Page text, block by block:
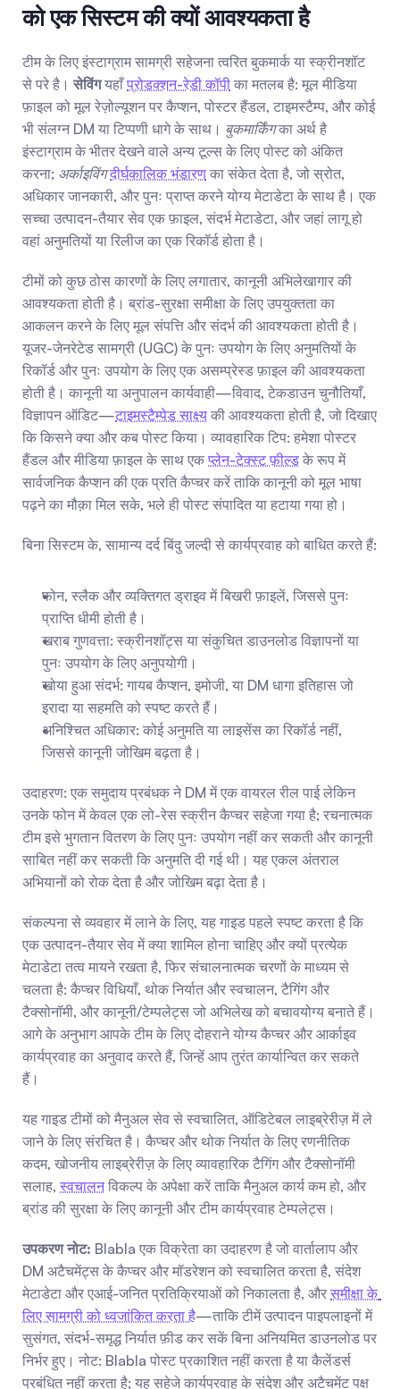
को एक सिस्टम की क्यों आवश्यकता है
टीम के लिए इंस्टाग्राम सामग्री सहेजना त्वरित बुकमार्क या स्क्रीनशॉट
से परे है। सेविंग यहाँ प्रोडक्शन-रेडी कॉपी का मतलब है: मूल मीडिया
फ़ाइल को मूल रेज़ोल्यूशन पर कैप्शन, पोस्टर हैंडल, टाइमस्टैम्प, और कोई
भी संलग्न DM या टिप्पणी धागे के साथ। बुकमार्किंग का अर्थ है
इंस्टाग्राम के भीतर देखने वाले अन्य टूल्स के लिए पोस्ट को अंकित
करना; अर्काइविंग दीर्घकालिक भंडारण का संकेत देता है, जो स्रोत,
अधिकार जानकारी, और पुनः प्राप्त करने योग्य मेटाडेटा के साथ है। एक
सच्चा उत्पादन-तैयार सेव एक फ़ाइल, संदर्भ मेटाडेटा, और जहां लागू हो
वहां अनुमतियों या रिलीज का एक रिकॉर्ड होता है।
टीमों को कुछ ठोस कारणों के लिए लगातार, कानूनी अभिलेखागार की
आवश्यकता होती है। ब्रांड-सुरक्षा समीक्षा के लिए उपयुक्तता का
आकलन करने के लिए मूल संपत्ति और संदर्भ की आवश्यकता होती है।
यूजर-जेनरेटेड सामग्री (UGC) के पुनः उपयोग के लिए अनुमतियों के
रिकॉर्ड और पुनः उपयोग के लिए एक असम्प्रेस्ड फ़ाइल की आवश्यकता
होती है। कानूनी या अनुपालन कार्यवाही—विवाद, टेकडाउन चुनौतियाँ,
विज्ञापन ऑडिट—टाइमस्टैम्पेड साक्ष्य की आवश्यकता होती है, जो दिखाए
कि किसने क्या और कब पोस्ट किया। व्यावहारिक टिप: हमेशा पोस्टर
हैंडल और मीडिया फ़ाइल के साथ एक प्लेन-टेक्स्ट फ़ील्ड के रूप में
सार्वजनिक कैप्शन की एक प्रति कैप्चर करें ताकि कानूनी को मूल भाषा
पढ़ने का मौक़ा मिल सके, भले ही पोस्ट संपादित या हटाया गया हो।
बिना सिस्टम के, सामान्य दर्द बिंदु जल्दी से कार्यप्रवाह को बाधित करते हैं:
फोन, स्लैक और व्यक्तिगत ड्राइव में बिखरी फ़ाइलें, जिससे पुनः
प्राप्ति धीमी होती है।
खराब गुणवत्ता: स्क्रीनशॉट्स या संकुचित डाउनलोड विज्ञापनों या
पुनः उपयोग के लिए अनुपयोगी।
खोया हुआ संदर्भ: गायब कैप्शन, इमोजी, या DM धागा इतिहास जो
इरादा या सहमति को स्पष्ट करते हैं।
अनिश्चित अधिकार: कोई अनुमति या लाइसेंस का रिकॉर्ड नहीं,
जिससे कानूनी जोखिम बढ़ता है।
उदाहरण: एक समुदाय प्रबंधक ने DM में एक वायरल रील पाई लेकिन
उनके फोन में केवल एक लो-रेस स्क्रीन कैप्चर सहेजा गया है; रचनात्मक
टीम इसे भुगतान वितरण के लिए पुनः उपयोग नहीं कर सकती और कानूनी
साबित नहीं कर सकती कि अनुमति दी गई थी। यह एकल अंतराल
अभियानों को रोक देता है और जोखिम बढ़ा देता है।
संकल्पना से व्यवहार में लाने के लिए, यह गाइड पहले स्पष्ट करता है कि
एक उत्पादन-तैयार सेव में क्या शामिल होना चाहिए और क्यों प्रत्येक
मेटाडेटा तत्व मायने रखता है, फिर संचालनात्मक चरणों के माध्यम से
चलता है: कैप्चर विधियाँ, थोक निर्यात और स्वचालन, टैगिंग और
टैक्सोनॉमी, और कानूनी/टेम्पलेट्स जो अभिलेख को बचावयोग्य बनाते हैं।
आगे के अनुभाग आपके टीम के लिए दोहराने योग्य कैप्चर और आर्काइव
कार्यप्रवाह का अनुवाद करते हैं, जिन्हें आप तुरंत कार्यान्वित कर सकते
हैं।
यह गाइड टीमों को मैनुअल सेव से स्वचालित, ऑडिटेबल लाइब्रेरीज़ में ले
जाने के लिए संरचित है। कैप्चर और थोक निर्यात के लिए रणनीतिक
कदम, खोजनीय लाइब्रेरीज़ के लिए व्यावहारिक टैगिंग और टैक्सोनॉमी
सलाह, स्वचालन विकल्प के अपेक्षा करें ताकि मैनुअल कार्य कम हो, और
ब्रांड की सुरक्षा के लिए कानूनी और टीम कार्यप्रवाह टेम्पलेट्स।
उपकरण नोट: Blabla एक विक्रेता का उदाहरण है जो वार्तालाप और
DM अटैचमेंट्स के कैप्चर और मॉडरेशन को स्वचालित करता है, संदेश
मेटाडेटा और एआई-जनित प्रतिक्रियाओं को निकालता है, और समीक्षा के
लिए सामग्री को ध्वजांकित करता है—ताकि टीमें उत्पादन पाइपलाइनों में
सुसंगत, संदर्भ-समृद्ध निर्यात फ़ीड कर सकें बिना अनियमित डाउनलोड पर
निर्भर हुए। नोट: Blabla पोस्ट प्रकाशित नहीं करता है या कैलेंडर्स
प्रबंधित नहीं करता है; यह सहेजे कार्यप्रवाह के संदेश और अटैचमेंट पक्ष